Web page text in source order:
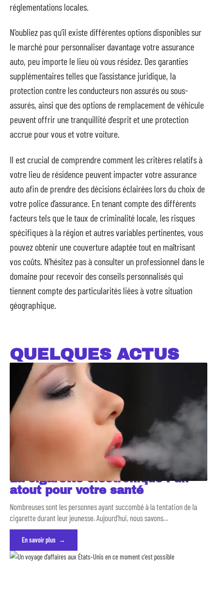
réglementations locales.
N’oubliez pas qu’il existe différentes options disponibles sur
le marché pour personnaliser davantage votre assurance
auto, peu importe le lieu où vous résidez. Des garanties
supplémentaires telles que l’assistance juridique, la
protection contre les conducteurs non assurés ou sous-
assurés, ainsi que des options de remplacement de véhicule
peuvent offrir une tranquillité d’esprit et une protection
accrue pour vous et votre voiture.
Il est crucial de comprendre comment les critères relatifs à
votre lieu de résidence peuvent impacter votre assurance
auto afin de prendre des décisions éclairées lors du choix de
votre police d’assurance. En tenant compte des différents
facteurs tels que le taux de criminalité locale, les risques
spécifiques à la région et autres variables pertinentes, vous
pouvez obtenir une couverture adaptée tout en maîtrisant
vos coûts. N’hésitez pas à consulter un professionnel dans le
domaine pour recevoir des conseils personnalisés qui
tiennent compte des particularités liées à votre situation
géographique.
QUELQUES ACTUS
La cigarette électronique : un
atout pour votre santé
Nombreuses sont les personnes ayant succombé à la tentation de la
cigarette durant leur jeunesse. Aujourd'hui, nous savons…
En savoir plus